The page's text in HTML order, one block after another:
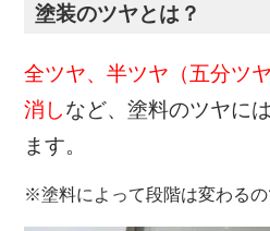
塗装のツヤとは？
全ツヤ、半ツヤ（五分ツ
消しなど、塗料のツヤに
ます。
※塗料によって段階は変わるの